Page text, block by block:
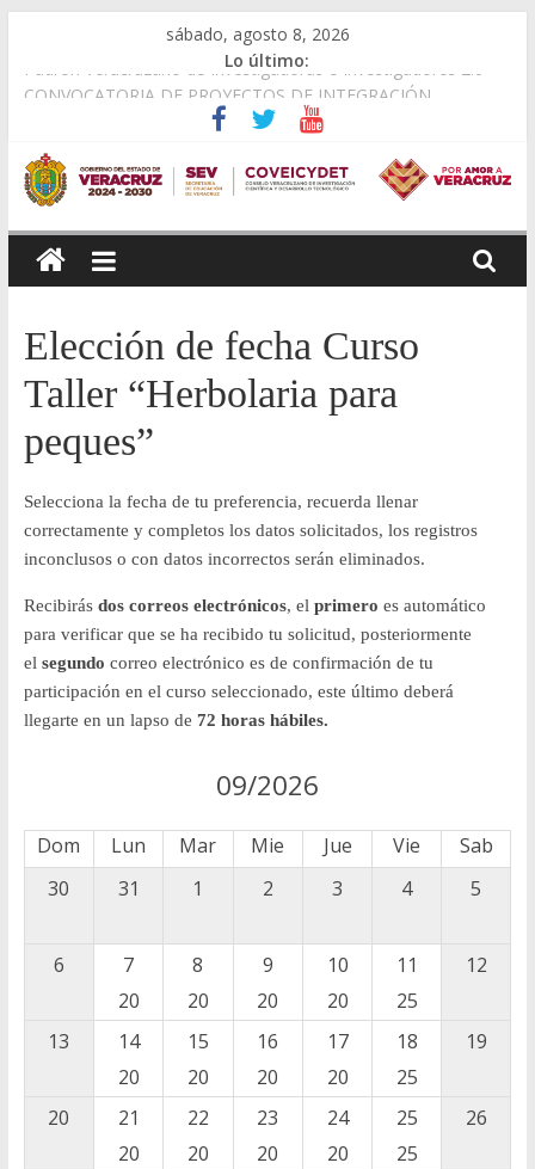
contenido
sábado, agosto 8, 2026
Lo último:
Padrón Veracruzano de Investigadoras e Investigadores 2.0
CONVOCATORIA DE PROYECTOS DE INTEGRACIÓN
COMUNITARIA PARA LA TRANSFORMACIÓN DE VERACRUZ
Memoria 2º Encuentro de Cuerpos Académicos
Veracruz, segunda entidad con mayor representación en el
Campamento de Empoderamiento Científico del INAOE
APOYOS COMPLEMENTARIOS PARA EL FORTALECIMIENTO
DE ACTIVIDADESCIENTÍFICAS 2026.
Consejo
Veracruzano
de
Investigación
Científica
y
Desarrollo
Tecnológico
Elección de fecha Curso
Taller “Herbolaria para
peques”
Selecciona la fecha de tu preferencia, recuerda llenar
correctamente y completos los datos solicitados, los registros
inconclusos o con datos incorrectos serán eliminados.
Recibirás dos correos electrónicos, el primero es automático
para verificar que se ha recibido tu solicitud, posteriormente
el segundo correo electrónico es de confirmación de tu
participación en el curso seleccionado, este último deberá
llegarte en un lapso de 72 horas hábiles.
09/2026
Dom Lun Mar Mie Jue Vie
Sab
30
31 1 2 3 4 5
6
7
20
8
20
9
20
10
20
11
25
12
13
14
20
15
20
16
20
17
20
18
25
19
20
21
20
22
20
23
20
24
20
25
25
26